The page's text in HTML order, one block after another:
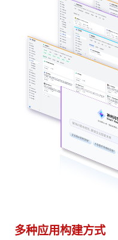
异构算力统一纳管